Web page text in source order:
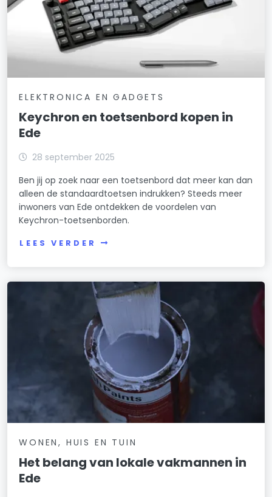
ELEKTRONICA EN GADGETS
Keychron en toetsenbord kopen in
Ede
28 september 2025
Ben jij op zoek naar een toetsenbord dat meer kan dan
alleen de standaardtoetsen indrukken? Steeds meer
inwoners van Ede ontdekken de voordelen van
Keychron-toetsenborden.
LEES VERDER
WONEN, HUIS EN TUIN
Het belang van lokale vakmannen in
Ede